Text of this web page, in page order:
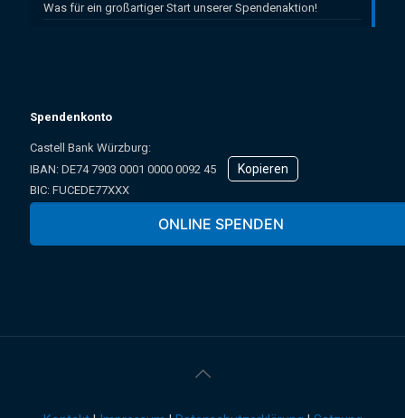
Was für ein großartiger Start unserer Spendenaktion!
Spendenkonto
Castell Bank Würzburg:
IBAN: ­DE74 7903 0001 0000 0092 45
Kopieren
BIC: FUCEDE77XXX
Oder online über unser Spendenformular:
ONLINE SPENDEN